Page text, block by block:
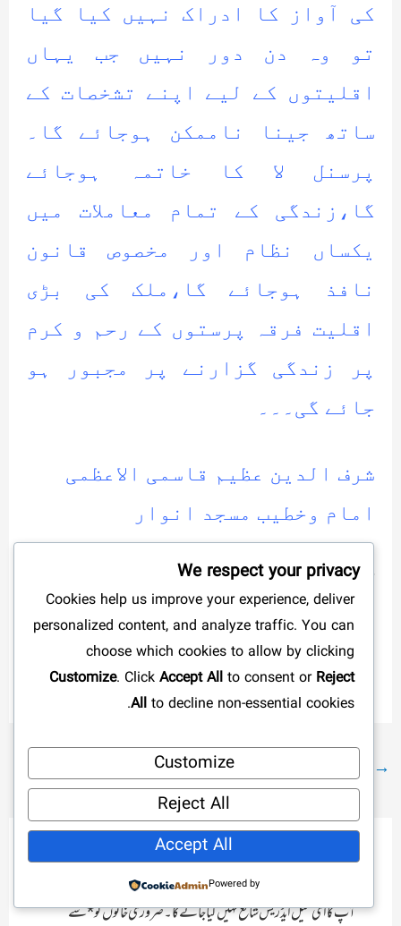
کی آواز کا ادراک نہیں کیا گیا
تو وہ دن دور نہیں جب یہاں
اقلیتوں کے لیے اپنے تشخصات کے
ساتھ جینا ناممکن ہوجائے گا۔
پرسنل لا کا خاتمہ ہوجائے
گا،زندگی کے تمام معاملات میں
یکساں نظام اور مخصوص قانون
نافذ ہوجائے گا،ملک کی بڑی
اقلیت فرقہ پرستوں کے رحم و کرم
پر زندگی گزارنے پر مجبور ہو
جائے گی۔۔۔
شرف الدین عظیم قاسمی الاعظمی
امام وخطیب مسجد انوار
سوشل میڈیا پر شیئر کریں
More
پوسٹ
نیویگیشن
→
ایک تبصرہ چھوڑیں
آپ کا ای میل ایڈریس شائع نہیں کیا جائے گا۔ضروری خانوں کو*سے
We respect your privacy
Cookies help us improve your experience, deliver
personalized content, and analyze traffic. You can
choose which cookies to allow by clicking
Customize. ClickAccept Allto consent orReject
Allto decline non-essential cookies.
Customize
Reject All
Accept All
Powered by